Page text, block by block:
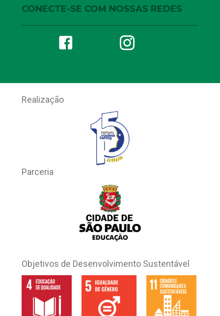
CONECTE-SE COM NOSSAS REDES
Realização
Parceria
Objetivos de Desenvolvimento Sustentável